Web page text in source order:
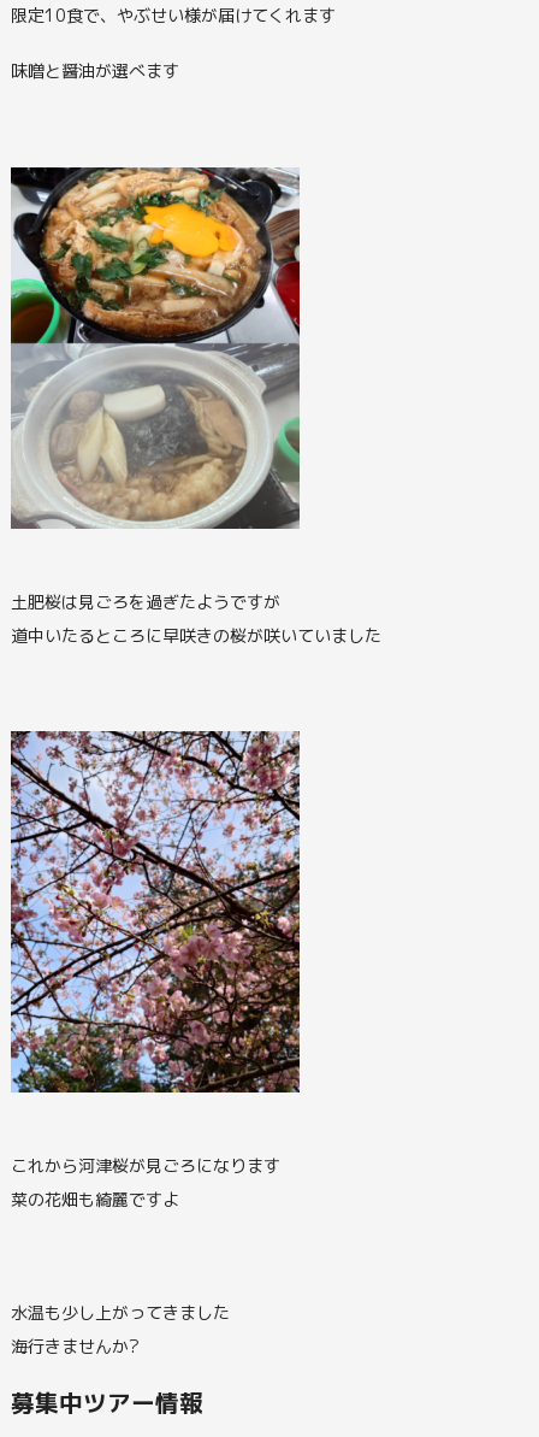
限定10食で、やぶせい様が届けてくれます
味噌と醤油が選べます
土肥桜は見ごろを過ぎたようですが
道中いたるところに早咲きの桜が咲いていました
これから河津桜が見ごろになります
菜の花畑も綺麗ですよ
水温も少し上がってきました
海行きませんか?
募集中ツアー情報